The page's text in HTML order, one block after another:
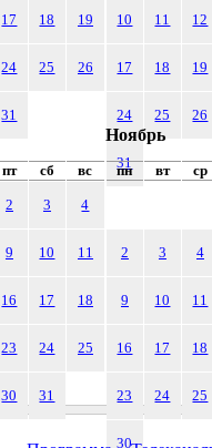
17 18 19
24 25 26
31
10 11 12
17 18 19
24 25 26
31
пт сб вс
2 3 4
9 10 11
16 17 18
23 24 25
30 31
Ноябрь
пн вт ср
2 3 4
9 10 11
16 17 18
23 24 25
30